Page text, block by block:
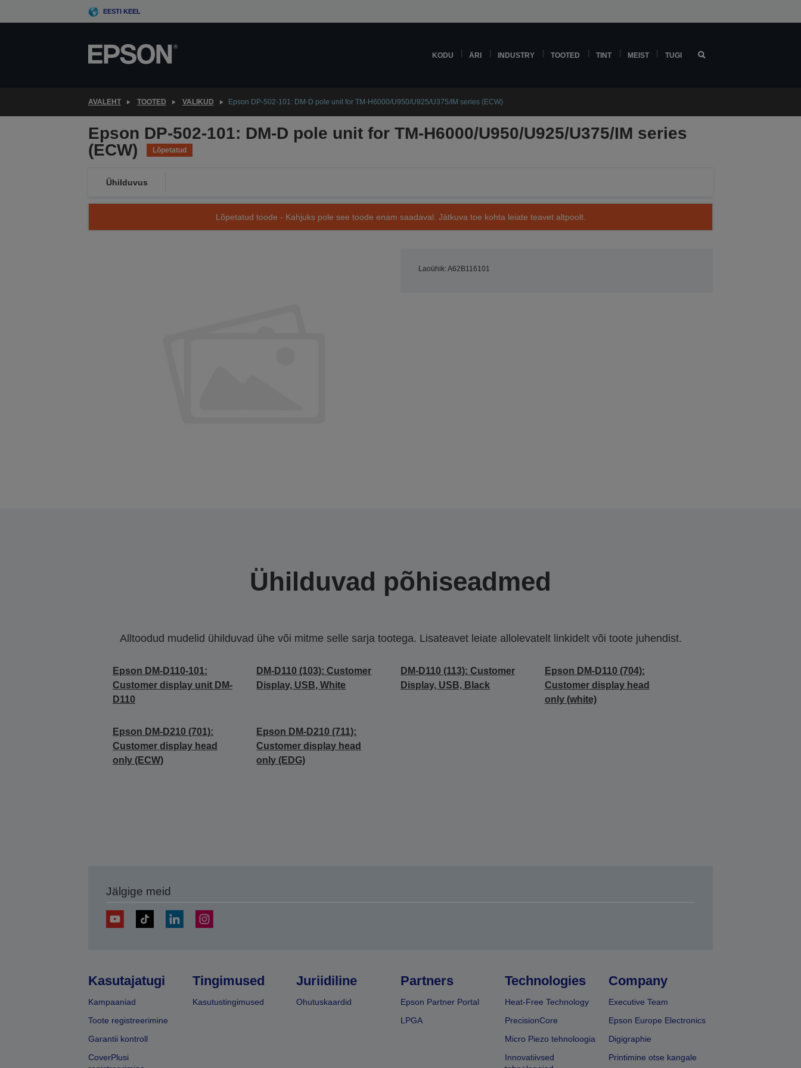
to
EESTI KEEL
KODU ÄRI INDUSTRY TOOTED TINT MEIST TUGI
AVALEHT TOOTED VALIKUD Epson DP-502-101: DM-D pole unit for TM-H6000/U950/U925/U375/IM series (ECW)
Epson DP-502-101: DM-D pole unit for TM-H6000/U950/U925/U375/IM series
(ECW)
Lõpetatud
Ühilduvus
Lõpetatud toode - Kahjuks pole see toode enam saadaval. Jätkuva toe kohta leiate teavet altpoolt.
Laoühik: A62B116101
Ühilduvad põhiseadmed
Alltoodud mudelid ühilduvad ühe või mitme selle sarja tootega. Lisateavet leiate allolevatelt linkidelt või toote juhendist.
Epson DM-D110-101:
Customer display unit DM-
D110
DM-D110 (103): Customer
Display, USB, White
DM-D110 (113): Customer
Display, USB, Black
Epson DM-D110 (704):
Customer display head
only (white)
Epson DM-D210 (701):
Customer display head
only (ECW)
Epson DM-D210 (711):
Customer display head
only (EDG)
Jälgige meid
Kasutajatugi
Kampaaniad
Toote registreerimine
Garantii kontroll
CoverPlusi
Tingimused
Kasutustingimused
Juriidiline
Ohutuskaardid
Partners
Epson Partner Portal
LPGA
Technologies
Heat-Free Technology
PrecisionCore
Micro Piezo tehnoloogia
Innovatiivsed
Company
Executive Team
Epson Europe Electronics
Digigraphie
Printimine otse kangale